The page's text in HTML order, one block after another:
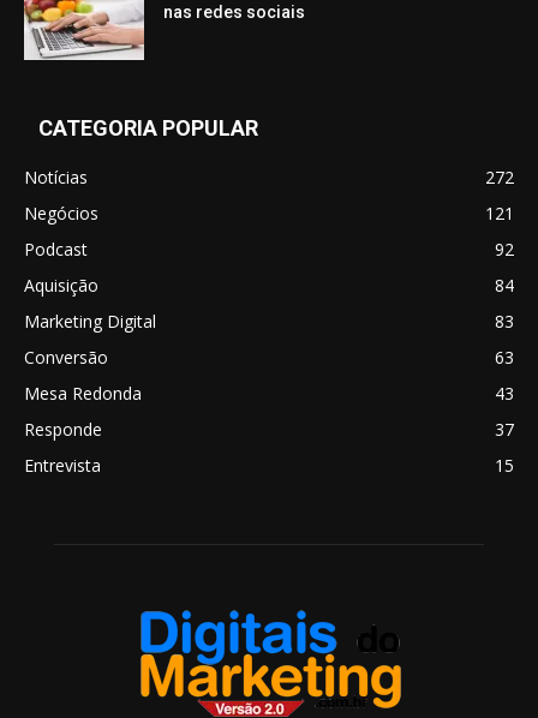
nas redes sociais
CATEGORIA POPULAR
Notícias
272
Negócios
121
Podcast
92
Aquisição
84
Marketing Digital
83
Conversão
63
Mesa Redonda
43
Responde
37
Entrevista
15